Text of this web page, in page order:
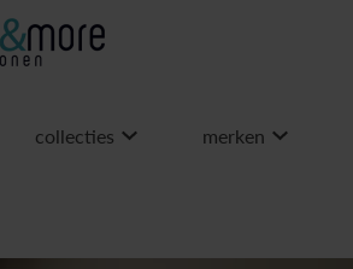
collecties merken